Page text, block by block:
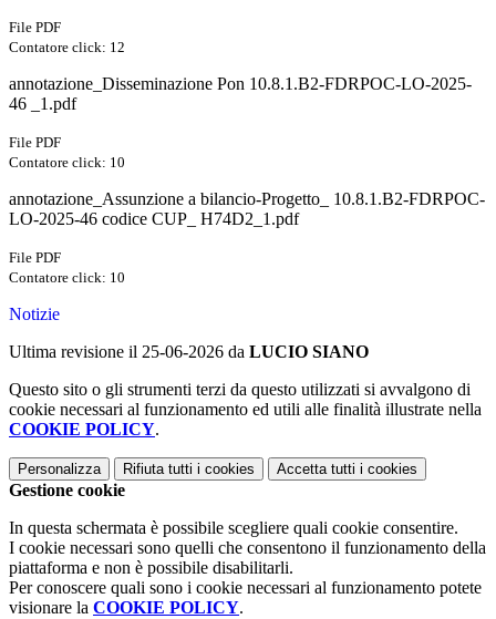
File PDF
Contatore click: 12
annotazione_Disseminazione Pon 10.8.1.B2-FDRPOC-LO-2025-
46 _1.pdf
File PDF
Contatore click: 10
annotazione_Assunzione a bilancio-Progetto_ 10.8.1.B2-FDRPOC-
LO-2025-46 codice CUP_ H74D2_1.pdf
File PDF
Contatore click: 10
Notizie
Ultima revisione il 25-06-2026 da LUCIO SIANO
Questo sito o gli strumenti terzi da questo utilizzati si avvalgono di
cookie necessari al funzionamento ed utili alle finalità illustrate nella
COOKIE POLICY.
Personalizza Rifiuta tutti i cookies Accetta tutti i cookies
Gestione cookie
In questa schermata è possibile scegliere quali cookie consentire.
I cookie necessari sono quelli che consentono il funzionamento della
piattaforma e non è possibile disabilitarli.
Per conoscere quali sono i cookie necessari al funzionamento potete
visionare la COOKIE POLICY.